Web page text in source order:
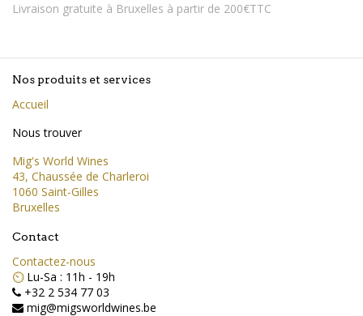
Livraison gratuite à Bruxelles à partir de 200€TTC
Nos produits et services
Accueil
Nous trouver
Mig's World Wines
43, Chaussée de Charleroi
1060 Saint-Gilles
Bruxelles
Contact
Contactez-nous
⏲️ Lu-Sa : 11h - 19h
+32 2 534 77 03
mig@migsworldwines.be